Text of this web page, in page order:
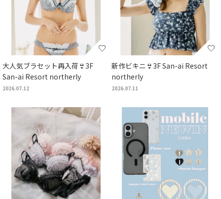
大人気ブラセット再入荷👙3F
San-ai Resort northerly
2026.07.12
新作ビキニ👙3F San-ai Resort
northerly
2026.07.11